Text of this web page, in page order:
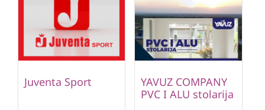
Juventa Sport
YAVUZ COMPANY
PVC I ALU stolarija